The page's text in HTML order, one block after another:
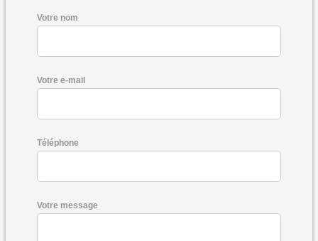
Votre nom
Votre e-mail
Téléphone
Votre message